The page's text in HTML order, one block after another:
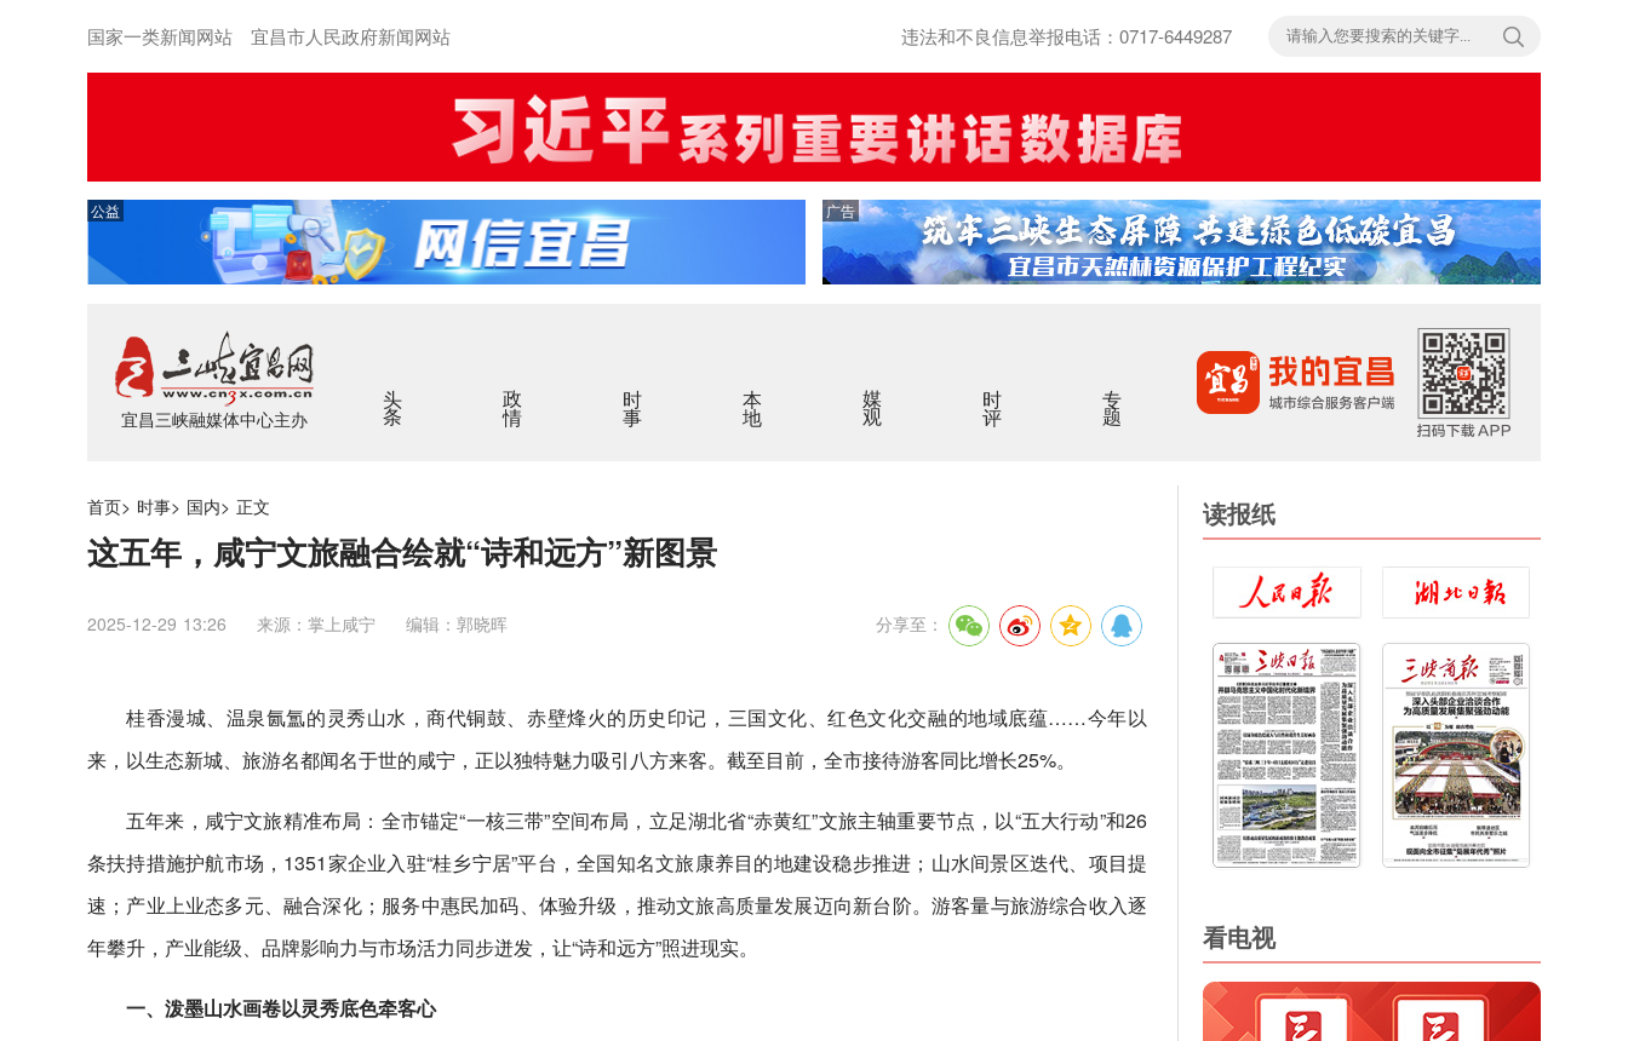
国家一类新闻网站 宜昌市人民政府新闻网站 违法和不良信息举报电话：0717-6449287
公益 广告
宜昌三峡融媒体中心主办
头条 政情 时事 本地 媒观 时评 专题
首页> 时事> 国内> 正文
这五年，咸宁文旅融合绘就“诗和远方”新图景
2025-12-29 13:26 来源：掌上咸宁 编辑：郭晓晖 分享至：
桂香漫城、温泉氤氲的灵秀山水，商代铜鼓、赤壁烽火的历史印记，三国文化、红色文化交融的地域底蕴……今年以
来，以生态新城、旅游名都闻名于世的咸宁，正以独特魅力吸引八方来客。截至目前，全市接待游客同比增长25%。
五年来，咸宁文旅精准布局：全市锚定“一核三带”空间布局，立足湖北省“赤黄红”文旅主轴重要节点，以“五大行动”和26
条扶持措施护航市场，1351家企业入驻“桂乡宁居”平台，全国知名文旅康养目的地建设稳步推进；山水间景区迭代、项目提
速；产业上业态多元、融合深化；服务中惠民加码、体验升级，推动文旅高质量发展迈向新台阶。游客量与旅游综合收入逐
年攀升，产业能级、品牌影响力与市场活力同步迸发，让“诗和远方”照进现实。
一、泼墨山水画卷以灵秀底色牵客心
读报纸
看电视